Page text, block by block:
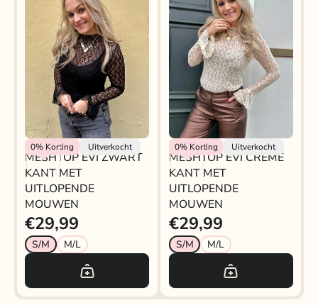
0% Korting Uitverkocht
Rokjeklokje
MESHTOP EVI ZWART
KANT MET
UITLOPENDE
MOUWEN
€29,99
S/M M/L
0%Korting Uitverkocht
Rokjeklokje
MESHTOP EVI CREME
KANT MET
UITLOPENDE
MOUWEN
€29,99
S/M M/L